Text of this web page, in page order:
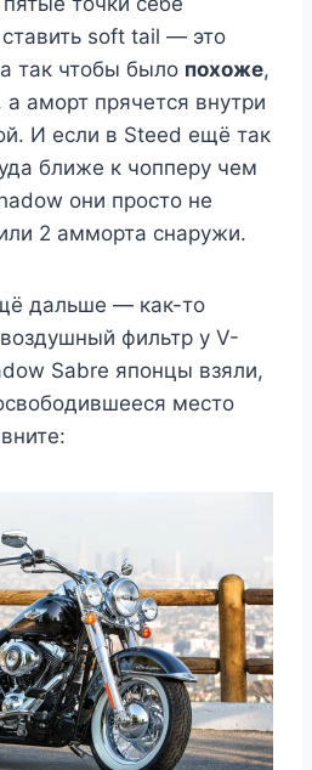
soft tail — это
так чтобы было похоже,
аморт прячется внутри
И если в Steed ещё так
ближе к чопперу чем
они просто не
2 амморта снаружи.
дальше — как-то
фильтр у V-
Sabre японцы взяли,
место